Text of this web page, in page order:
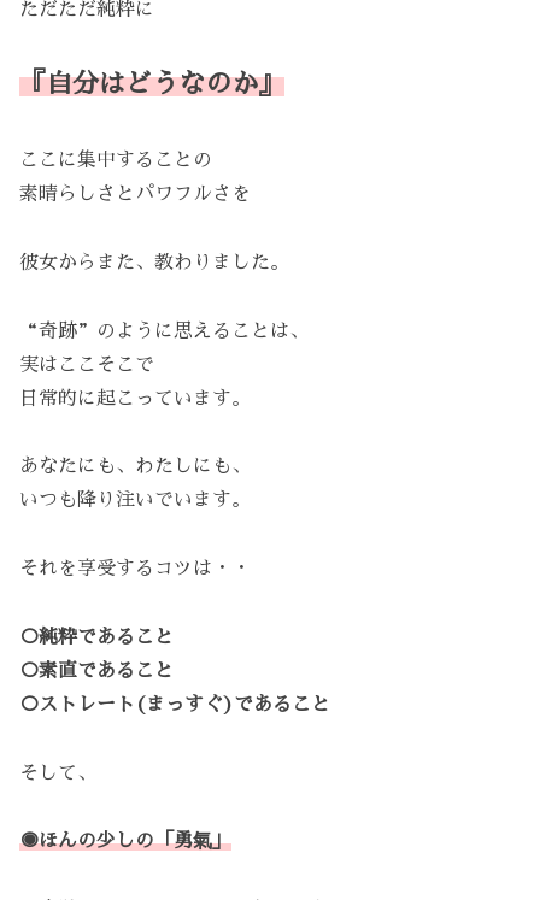
ただただ純粋に
『自分はどうなのか』
ここに集中することの
素晴らしさとパワフルさを
彼女からまた、教わりました。
“奇跡”のように思えることは、
実はここそこで
日常的に起こっています。
あなたにも、わたしにも、
いつも降り注いでいます。
それを享受するコツは・・
○純粋であること
○素直であること
○ストレート(まっすぐ)であること
そして、
◉ほんの少しの「勇氣」